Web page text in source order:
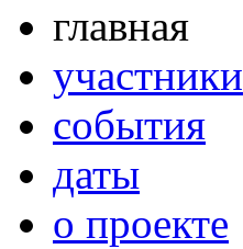
главная
участники
события
даты
о проекте